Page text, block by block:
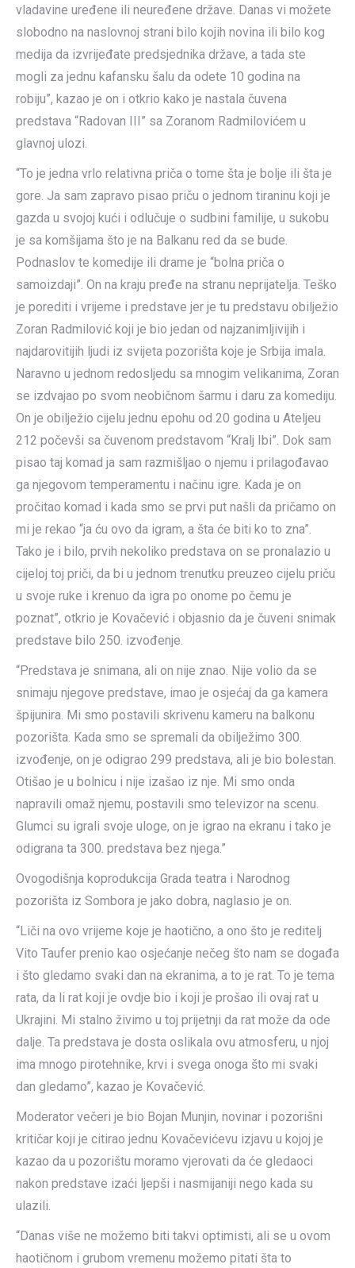
vladavine uređene ili neuređene države. Danas vi možete
slobodno na naslovnoj strani bilo kojih novina ili bilo kog
medija da izvrijeđate predsjednika države, a tada ste
mogli za jednu kafansku šalu da odete 10 godina na
robiju”, kazao je on i otkrio kako je nastala čuvena
predstava “Radovan III” sa Zoranom Radmilovićem u
glavnoj ulozi.
“To je jedna vrlo relativna priča o tome šta je bolje ili šta je
gore. Ja sam zapravo pisao priču o jednom tiraninu koji je
gazda u svojoj kući i odlučuje o sudbini familije, u sukobu
je sa komšijama što je na Balkanu red da se bude.
Podnaslov te komedije ili drame je “bolna priča o
samoizdaji”. On na kraju pređe na stranu neprijatelja. Teško
je porediti i vrijeme i predstave jer je tu predstavu obilježio
Zoran Radmilović koji je bio jedan od najzanimljivijih i
najdarovitijih ljudi iz svijeta pozorišta koje je Srbija imala.
Naravno u jednom redosljedu sa mnogim velikanima, Zoran
se izdvajao po svom neobičnom šarmu i daru za komediju.
On je obilježio cijelu jednu epohu od 20 godina u Ateljeu
212 počevši sa čuvenom predstavom “Kralj Ibi”. Dok sam
pisao taj komad ja sam razmišljao o njemu i prilagođavao
ga njegovom temperamentu i načinu igre. Kada je on
pročitao komad i kada smo se prvi put našli da pričamo on
mi je rekao “ja ću ovo da igram, a šta će biti ko to zna”.
Tako je i bilo, prvih nekoliko predstava on se pronalazio u
cijeloj toj priči, da bi u jednom trenutku preuzeo cijelu priču
u svoje ruke i krenuo da igra po onome po čemu je
poznat”, otkrio je Kovačević i objasnio da je čuveni snimak
predstave bilo 250. izvođenje.
“Predstava je snimana, ali on nije znao. Nije volio da se
snimaju njegove predstave, imao je osjećaj da ga kamera
špijunira. Mi smo postavili skrivenu kameru na balkonu
pozorišta. Kada smo se spremali da obilježimo 300.
izvođenje, on je odigrao 299 predstava, ali je bio bolestan.
Otišao je u bolnicu i nije izašao iz nje. Mi smo onda
napravili omaž njemu, postavili smo televizor na scenu.
Glumci su igrali svoje uloge, on je igrao na ekranu i tako je
odigrana ta 300. predstava bez njega.”
Ovogodišnja koprodukcija Grada teatra i Narodnog
pozorišta iz Sombora je jako dobra, naglasio je on.
“Liči na ovo vrijeme koje je haotično, a ono što je reditelj
Vito Taufer prenio kao osjećanje nečeg što nam se događa
i što gledamo svaki dan na ekranima, a to je rat. To je tema
rata, da li rat koji je ovdje bio i koji je prošao ili ovaj rat u
Ukrajini. Mi stalno živimo u toj prijetnji da rat može da ode
dalje. Ta predstava je dosta oslikala ovu atmosferu, u njoj
ima mnogo pirotehnike, krvi i svega onoga što mi svaki
dan gledamo”, kazao je Kovačević.
Moderator večeri je bio Bojan Munjin, novinar i pozorišni
kritičar koji je citirao jednu Kovačevićevu izjavu u kojoj je
kazao da u pozorištu moramo vjerovati da će gledaoci
nakon predstave izaći ljepši i nasmijaniji nego kada su
ulazili.
“Danas više ne možemo biti takvi optimisti, ali se u ovom
haotičnom i grubom vremenu možemo pitati šta to